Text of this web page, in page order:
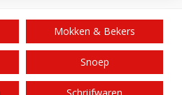
Mokken & Bekers
Snoep